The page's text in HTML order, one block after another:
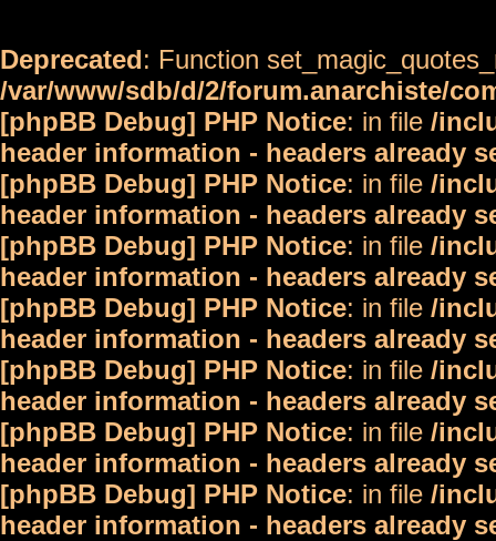
Deprecated: Function
/var/www/sdb/d/2/forum.anarchiste/
[phpBB Debug] PHP Notice: in file /
header information - headers already
[phpBB Debug] PHP Notice: in file /
header information - headers already
[phpBB Debug] PHP Notice: in file /
header information - headers already
[phpBB Debug] PHP Notice: in file /
header information - headers already
[phpBB Debug] PHP Notice: in file /
header information - headers already
[phpBB Debug] PHP Notice: in file /
header information - headers already
[phpBB Debug] PHP Notice: in file /
header information - headers already